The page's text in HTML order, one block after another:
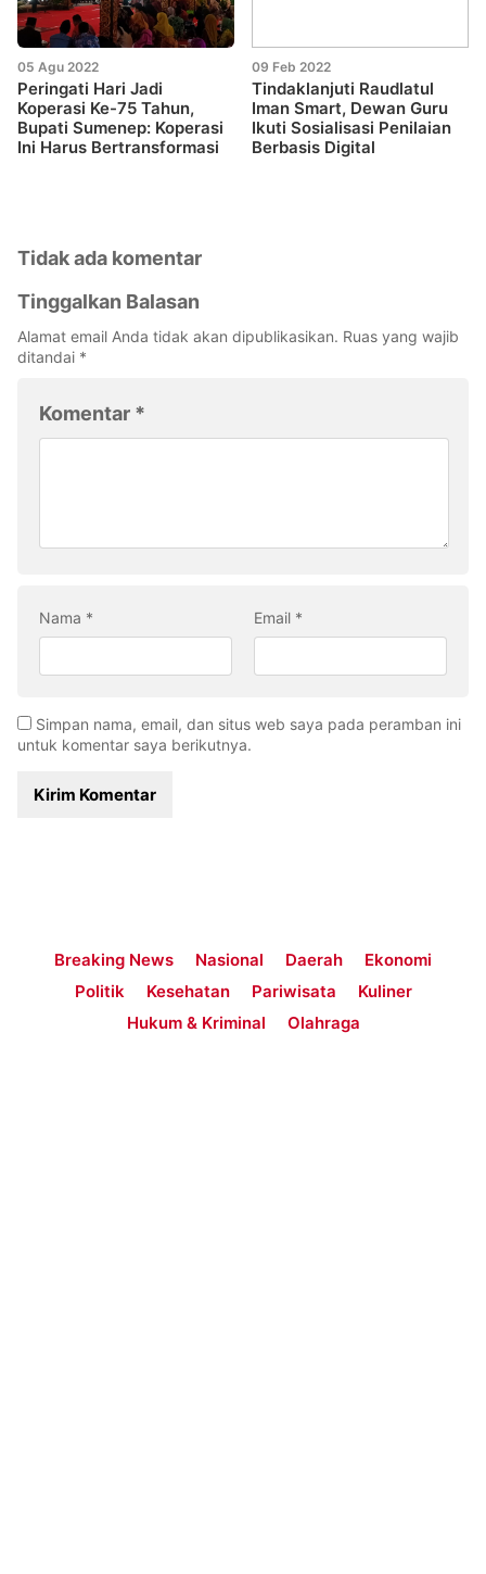
05 Agu 2022
Peringati Hari Jadi
Koperasi Ke-75 Tahun,
Bupati Sumenep: Koperasi
Ini Harus Bertransformasi
09 Feb 2022
Tindaklanjuti Raudlatul
Iman Smart, Dewan Guru
Ikuti Sosialisasi Penilaian
Berbasis Digital
Tidak ada komentar
Tinggalkan Balasan
Alamat email Anda tidak akan dipublikasikan. Ruas yang wajib
ditandai *
Komentar *
Nama * Email *
Simpan nama, email, dan situs web saya pada peramban ini
untuk komentar saya berikutnya.
Breaking News Nasional Daerah
Ekonomi
Politik
Kesehatan Pariwisata
Kuliner
Hukum & Kriminal
Olahraga